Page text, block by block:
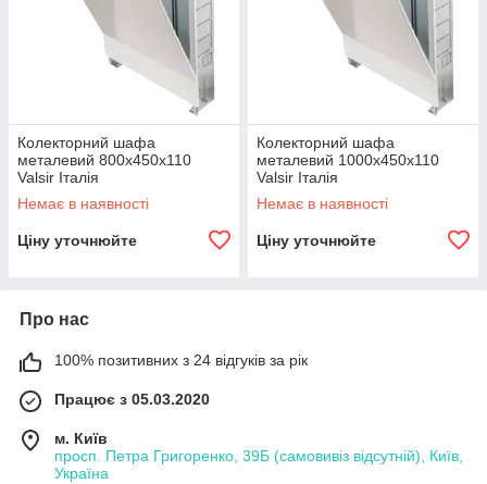
Колекторний шафа
металевий 800х450х110
Valsir Італія
Немає в наявності
Ціну уточнюйте
Колекторний шафа
металевий 1000х450х110
Valsir Італія
Немає в наявності
Ціну уточнюйте
Про нас
100% позитивних з 24 відгуків за рік
Працює з 05.03.2020
м. Київ
просп. Петра Григоренко, 39Б (самовивіз відсутній), Київ,
Україна